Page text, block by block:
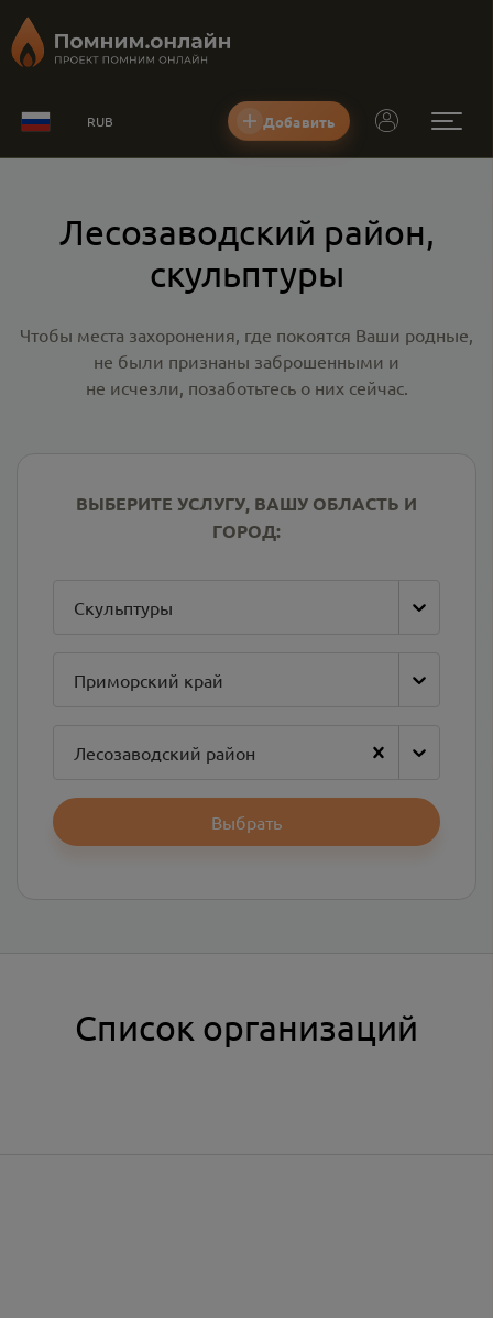
RUB Добавить
Лесозаводский район,
скульптуры
Чтобы места захоронения, где покоятся Ваши родные,
не были признаны заброшенными и
не исчезли, позаботьтесь о них сейчас.
ВЫБЕРИТЕ УСЛУГУ, ВАШУ ОБЛАСТЬ И
ГОРОД:
Скульптуры
Приморский край
Лесозаводский район
Выбрать
Список организаций